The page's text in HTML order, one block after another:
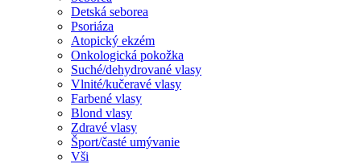
Detská seborea
Psoriáza
Atopický ekzém
Onkologická pokožka
Suché/dehydrované vlasy
Vlnité/kučeravé vlasy
Farbené vlasy
Blond vlasy
Zdravé vlasy
Šport/časté umývanie
Vši